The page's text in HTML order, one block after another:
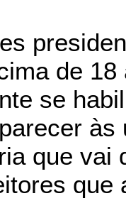
de
se
às
que
que